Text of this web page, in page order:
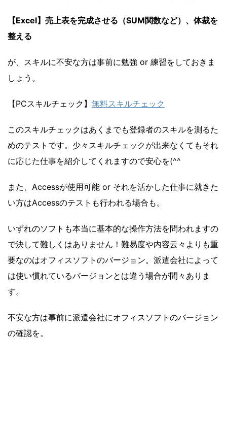
【Excel】売上表を完成させる（SUM関数など）、体裁を
整える
が、スキルに不安な方は事前に勉強 or 練習をしておきま
しょう。
【PCスキルチェック】 無料スキルチェック
このスキルチェックはあくまでも登録者のスキルを測るた
めのテストです。少々スキルチェックが出来なくてもそれ
に応じた仕事を紹介してくれますので安心を(^^ゞ
また、Accessが使用可能 or それを活かした仕事に就きた
い方はAccessのテストも行われる場合も。
いずれのソフトも本当に基本的な操作方法を問われますの
で決して難しくはありません！難易度や内容云々よりも重
要なのはオフィスソフトのバージョン。派遣会社によって
は使い慣れているバージョンとは違う場合が間々ありま
す。
不安な方は事前に派遣会社にオフィスソフトのバージョン
の確認を。